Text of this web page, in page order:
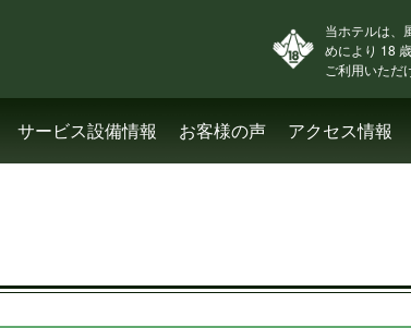
当ホテルは、
めにより 18
ご利用いただ
サービス設備情報 お客様の声 アクセス情報